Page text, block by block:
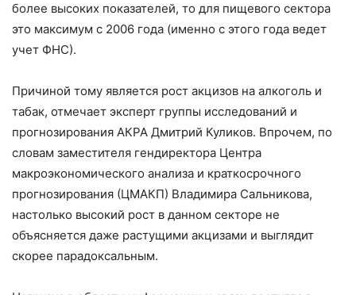
более высоких показателей, то для пищевого сектора
это максимум с 2006 года (именно с этого года ведет
учет ФНС).
Причиной тому является рост акцизов на алкоголь и
табак, отмечает эксперт группы исследований и
прогнозирования АКРА Дмитрий Куликов. Впрочем, по
словам заместителя гендиректора Центра
макроэкономического анализа и краткосрочного
прогнозирования (ЦМАКП) Владимира Сальникова,
настолько высокий рост в данном секторе не
объясняется даже растущими акцизами и выглядит
скорее парадоксальным.